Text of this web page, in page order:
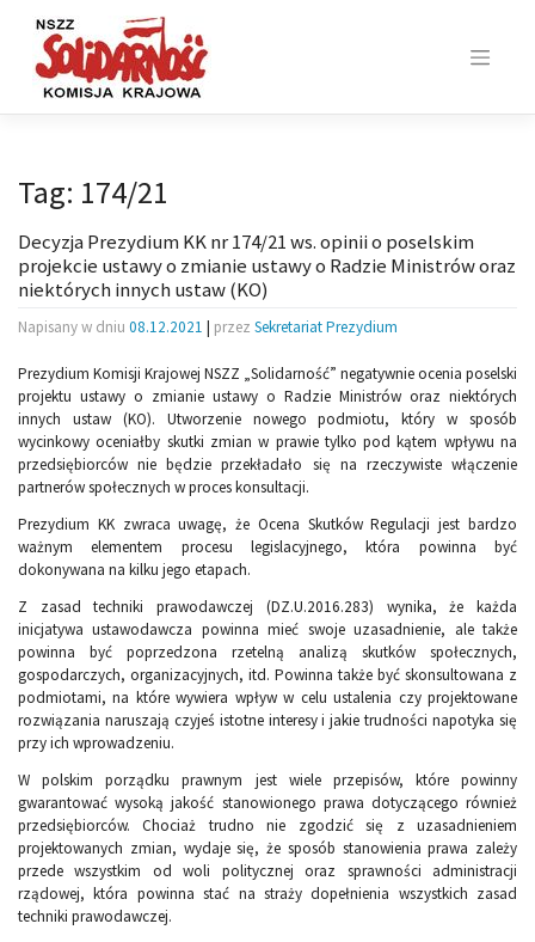
content
Tag: 174/21
Decyzja Prezydium KK nr 174/21 ws. opinii o poselskim
projekcie ustawy o zmianie ustawy o Radzie Ministrów oraz
niektórych innych ustaw (KO)
Napisany w dniu 08.12.2021 | przez Sekretariat Prezydium
Prezydium Komisji Krajowej NSZZ „Solidarność” negatywnie ocenia poselski
projektu ustawy o zmianie ustawy o Radzie Ministrów oraz niektórych
innych ustaw (KO). Utworzenie nowego podmiotu, który w sposób
wycinkowy oceniałby skutki zmian w prawie tylko pod kątem wpływu na
przedsiębiorców nie będzie przekładało się na rzeczywiste włączenie
partnerów społecznych w proces konsultacji.
Prezydium KK zwraca uwagę, że Ocena Skutków Regulacji jest bardzo
ważnym elementem procesu legislacyjnego, która powinna być
dokonywana na kilku jego etapach.
Z zasad techniki prawodawczej (DZ.U.2016.283) wynika, że każda
inicjatywa ustawodawcza powinna mieć swoje uzasadnienie, ale także
powinna być poprzedzona rzetelną analizą skutków społecznych,
gospodarczych, organizacyjnych, itd. Powinna także być skonsultowana z
podmiotami, na które wywiera wpływ w celu ustalenia czy projektowane
rozwiązania naruszają czyjeś istotne interesy i jakie trudności napotyka się
przy ich wprowadzeniu.
W polskim porządku prawnym jest wiele przepisów, które powinny
gwarantować wysoką jakość stanowionego prawa dotyczącego również
przedsiębiorców. Chociaż trudno nie zgodzić się z uzasadnieniem
projektowanych zmian, wydaje się, że sposób stanowienia prawa zależy
przede wszystkim od woli politycznej oraz sprawności administracji
rządowej, która powinna stać na straży dopełnienia wszystkich zasad
techniki prawodawczej.